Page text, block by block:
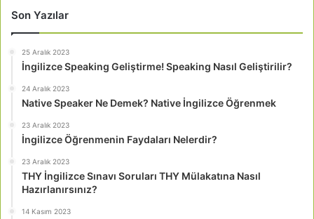
Son Yazılar
25 Aralık 2023
İngilizce Speaking Geliştirme! Speaking Nasıl Geliştirilir?
24 Aralık 2023
Native Speaker Ne Demek? Native İngilizce Öğrenmek
23 Aralık 2023
İngilizce Öğrenmenin Faydaları Nelerdir?
23 Aralık 2023
THY İngilizce Sınavı Soruları THY Mülakatına Nasıl
Hazırlanırsınız?
14 Kasım 2023